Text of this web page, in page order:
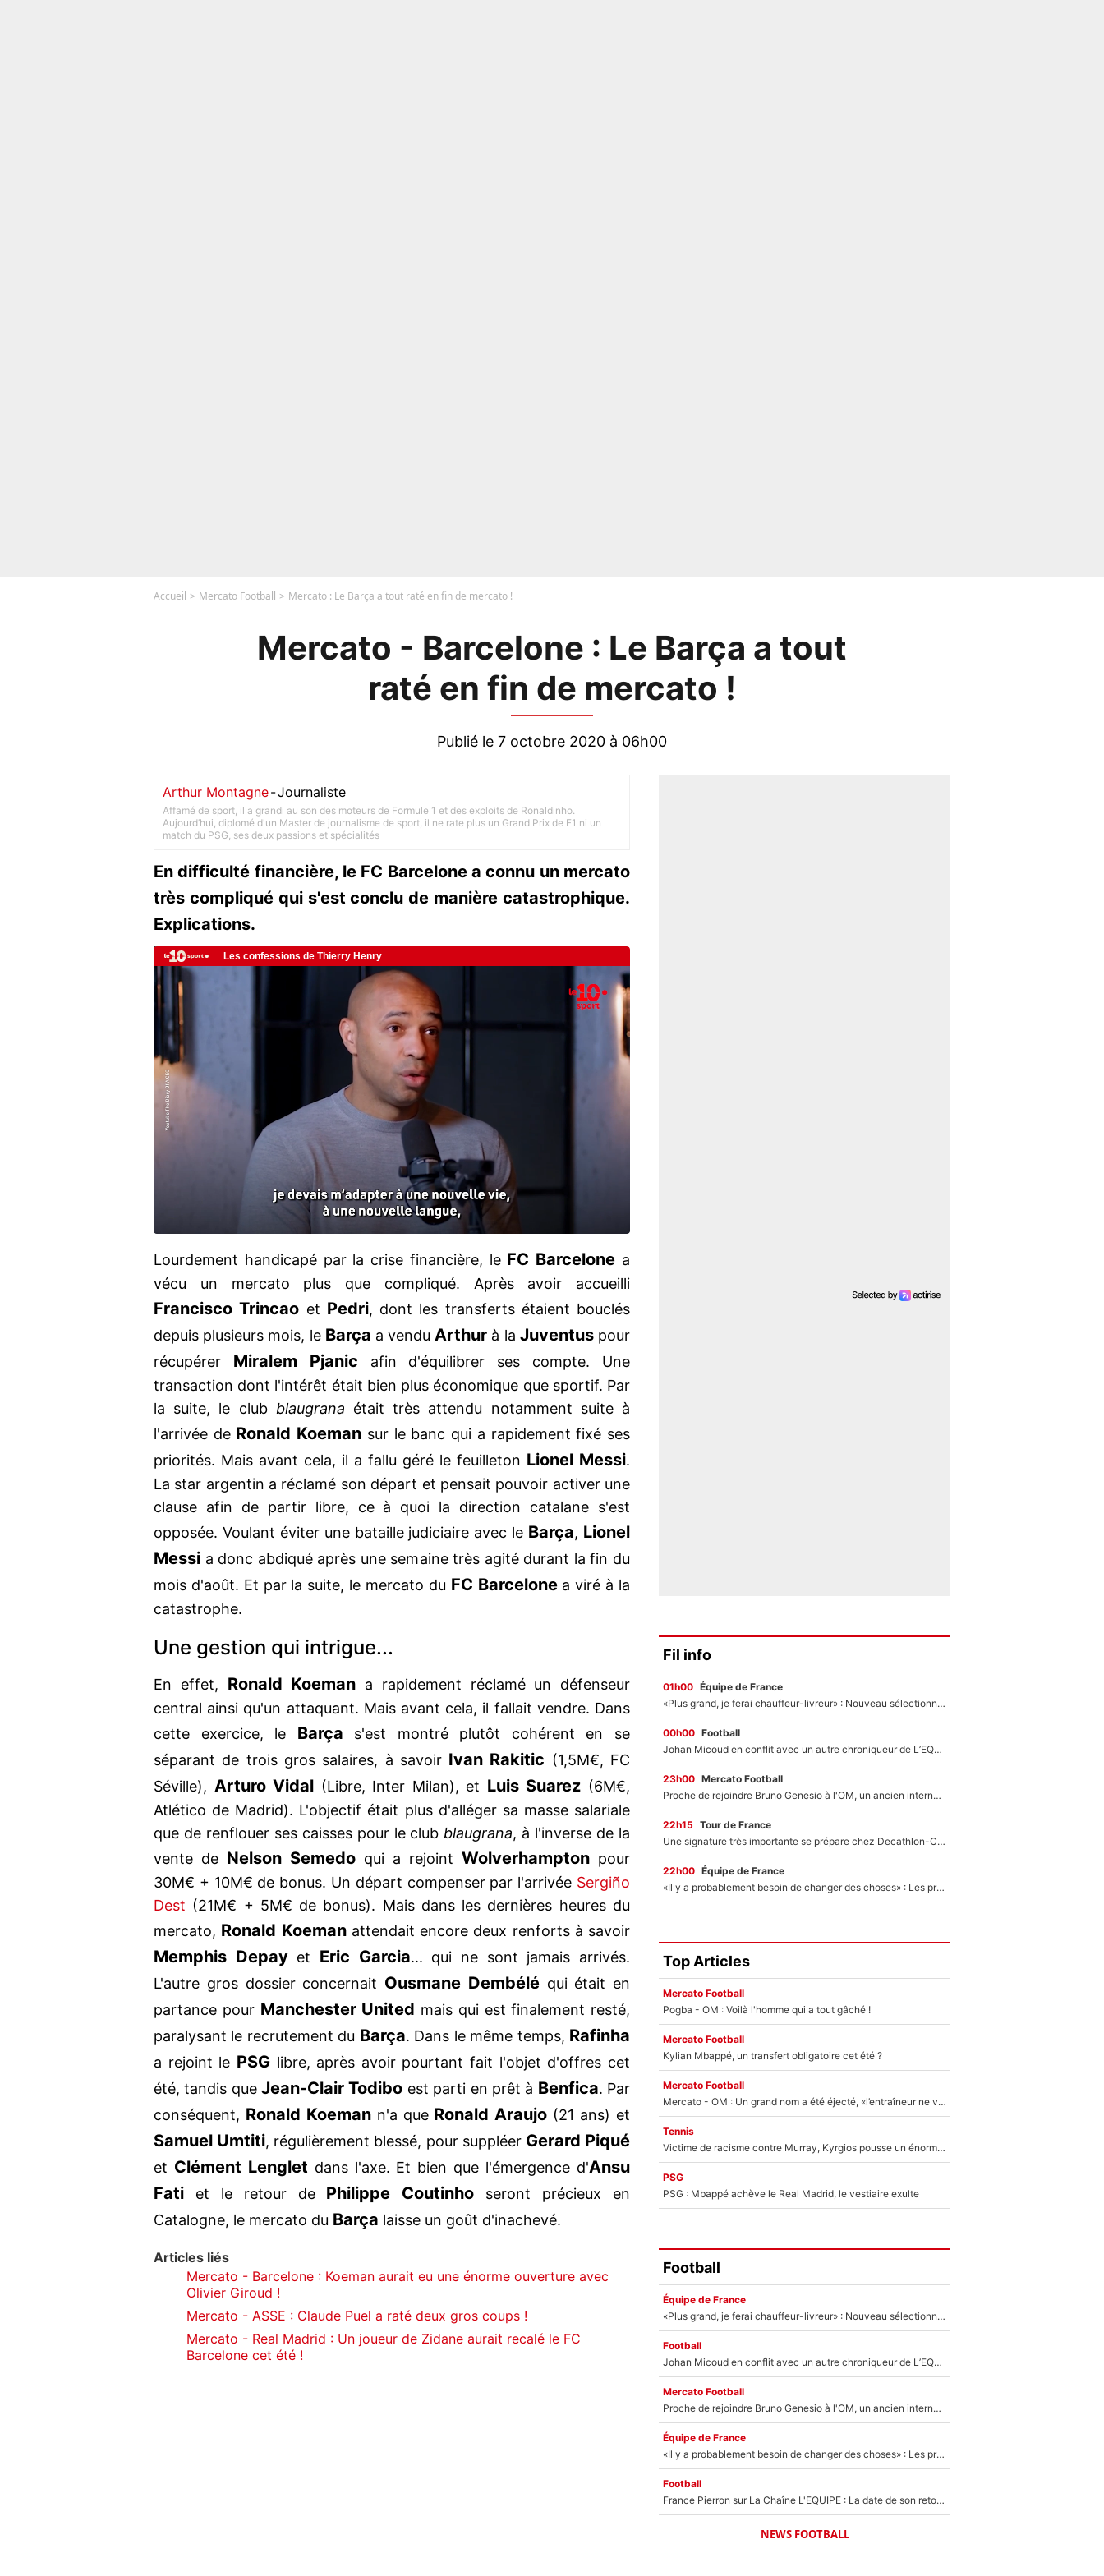
Accueil Mercato Football Mercato : Le Barça a tout raté en fin de mercato !
Mercato - Barcelone : Le Barça a tout
raté en fin de mercato !
Publié le 7 octobre 2020 à 06h00
Arthur Montagne-Journaliste
Affamé de sport, il a grandi au son des moteurs de Formule 1 et des exploits de Ronaldinho.
Aujourd’hui, diplomé d'un Master de journalisme de sport, il ne rate plus un Grand Prix de F1 ni un
match du PSG, ses deux passions et spécialités
En difficulté financière, le FC Barcelone a connu un mercato
très compliqué qui s'est conclu de manière catastrophique.
Explications.
Lourdement handicapé par la crise financière, le FC Barcelone a
vécu un mercato plus que compliqué. Après avoir accueilli
Francisco Trincao et Pedri, dont les transferts étaient bouclés
depuis plusieurs mois, le Barça a venduArthur à la Juventuspour
récupérer Miralem Pjanic afin d'équilibrer ses compte. Une
transaction dont l'intérêt était bien plus économique que sportif. Par
la suite, le club blaugrana était très attendu notamment suite à
l'arrivée de Ronald Koeman sur le banc qui a rapidement fixé ses
priorités. Mais avant cela, il a fallu géré le feuilleton Lionel Messi.
La star argentin a réclamé son départ et pensait pouvoir activer une
clause afin de partir libre, ce à quoi la direction catalane s'est
opposée. Voulant éviter une bataille judiciaire avec le Barça, Lionel
Messi a donc abdiqué après une semaine très agité durant la fin du
mois d'août. Et par la suite, le mercato du FC Barcelonea viré à la
catastrophe.
Une gestion qui intrigue...
En effet, Ronald Koeman a rapidement réclamé un défenseur
central ainsi qu'un attaquant. Mais avant cela, il fallait vendre. Dans
cette exercice, le Barça s'est montré plutôt cohérent en se
séparant de trois gros salaires, à savoir Ivan Rakitic (1,5M€, FC
Séville), Arturo Vidal (Libre, Inter Milan), et Luis Suarez (6M€,
Atlético de Madrid). L'objectif était plus d'alléger sa masse salariale
que de renflouer ses caisses pour le clubblaugrana, à l'inverse de la
vente de Nelson Semedo qui a rejoint Wolverhampton pour
30M€ + 10M€ de bonus. Un départ compenser par l'arrivée Sergiño
Dest (21M€ + 5M€ de bonus). Mais dans les dernières heures du
mercato, Ronald Koemanattendait encore deux renforts à savoir
Memphis Depayet Eric Garcia... qui ne sont jamais arrivés.
L'autre gros dossier concernait Ousmane Dembéléqui était en
partance pour Manchester United mais qui est finalement resté,
paralysant le recrutement du Barça. Dans le même temps, Rafinha
a rejoint le PSGlibre, après avoir pourtant fait l'objet d'offres cet
été, tandis queJean-Clair Todibo est parti en prêt à Benfica. Par
conséquent, Ronald Koemann'a que Ronald Araujo (21 ans) et
Samuel Umtiti, régulièrement blessé, pour suppléer Gerard Piqué
et Clément Lenglet dans l'axe. Et bien que l'émergence d'Ansu
Fati et le retour de Philippe Coutinho seront précieux en
Catalogne, le mercato du Barça laisse un goût d'inachevé.
Articles liés
Mercato - Barcelone : Koeman aurait eu une énorme ouverture avec
Olivier Giroud !
Mercato - ASSE : Claude Puel a raté deux gros coups !
Mercato - Real Madrid : Un joueur de Zidane aurait recalé le FC
Barcelone cet été !
Fil info
01h00 Équipe de France
«Plus grand, je ferai chauffeur-livreur» : Nouveau sélectionneur des Bleus, Zinédine Zidane s’était imaginé un avenir très différent lorsqu'il était enfant
00h00 Football
Johan Micoud en conflit avec un autre chroniqueur de L’EQUIPE du Soir : «Pendant un moment, je ne les ai pas remis ensemble dans l'émission»
23h00 Mercato Football
Proche de rejoindre Bruno Genesio à l'OM, un ancien international français va finalement débarquer... sur RMC !
22h15 Tour de France
Une signature très importante se prépare chez Decathlon-CMA CGM pour aider Paul Seixas à gagner le Tour de France 2027
22h00 Équipe de France
«Il y a probablement besoin de changer des choses» : Les premiers changements de Zinedine Zidane en équipe de France sont révélés ?
Top Articles
Mercato Football
Pogba - OM : Voilà l'homme qui a tout gâché !
Mercato Football
Kylian Mbappé, un transfert obligatoire cet été ?
Mercato Football
Mercato - OM : Un grand nom a été éjecté, «l’entraîneur ne voulait pas me conserver»
Tennis
Victime de racisme contre Murray, Kyrgios pousse un énorme coup de gueule !
PSG
PSG : Mbappé achève le Real Madrid, le vestiaire exulte
Football
Équipe de France
«Plus grand, je ferai chauffeur-livreur» : Nouveau sélectionneur des Bleus, Zinédine Zidane s’était imaginé un avenir très différent lorsqu'il était enfant
Football
Johan Micoud en conflit avec un autre chroniqueur de L’EQUIPE du Soir : «Pendant un moment, je ne les ai pas remis ensemble dans l'émission»
Mercato Football
Proche de rejoindre Bruno Genesio à l'OM, un ancien international français va finalement débarquer... sur RMC !
Équipe de France
«Il y a probablement besoin de changer des choses» : Les premiers changements de Zinedine Zidane en équipe de France sont révélés ?
Football
France Pierron sur La Chaîne L'EQUIPE : La date de son retour dans L'EQUIPE de Choc est connue... et c'était très attendu
NEWS FOOTBALL